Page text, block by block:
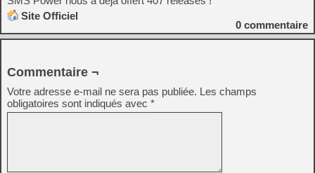
Site Officiel
0 commentaire
Commentaire ¬
Votre adresse e-mail ne sera pas publiée. Les champs
obligatoires sont indiqués avec *